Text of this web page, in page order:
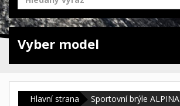
Vyber model
Hlavní strana
Sportovní brýle ALPINA